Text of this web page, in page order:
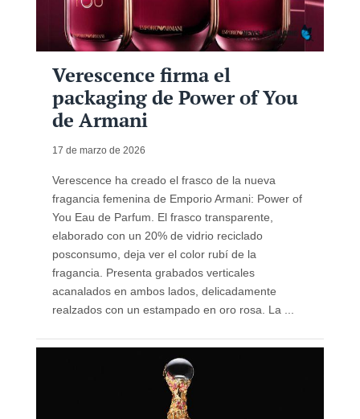
Verescence firma el
packaging de Power of You
de Armani
17 de marzo de 2026
Verescence ha creado el frasco de la nueva
fragancia femenina de Emporio Armani: Power of
You Eau de Parfum. El frasco transparente,
elaborado con un 20% de vidrio reciclado
posconsumo, deja ver el color rubí de la
fragancia. Presenta grabados verticales
acanalados en ambos lados, delicadamente
realzados con un estampado en oro rosa. La ...